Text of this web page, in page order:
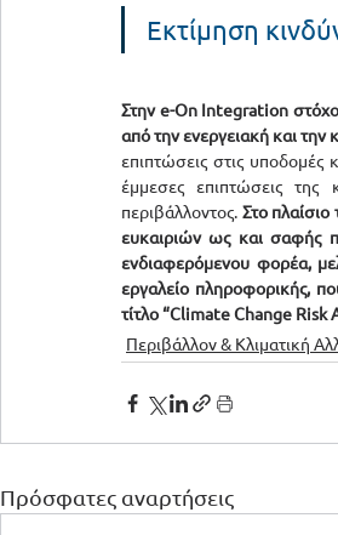
Εκτίμηση
Στην e-On Integration
από την ενεργειακή και την
επιπτώσεις στις υποδομές
έμμεσες επιπτώσεις της
περιβάλλοντος. Στο
ευκαιριών ως και σαφής
ενδιαφερόμενου φορέα,
εργαλείο πληροφορικής,
τίτλο “Climate Change Risk
Περιβάλλον & Κλιματική
Πρόσφατες αναρτήσεις